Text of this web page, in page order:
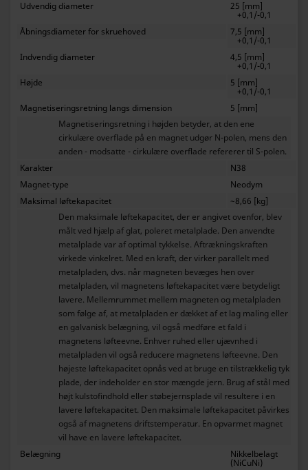
Udvendig diameter 25 [mm]
+0,1/-0,1
Åbningsdiameter for skruehoved
7,5 [mm]
+0,1/-0,1
Indvendig diameter
4,5 [mm]
+0,1/-0,1
Højde
5 [mm]
+0,1/-0,1
Magnetiseringsretning langs dimension
5 [mm]
Magnetiseringsretning i højden betyder, at den ene
cirkulære overflade på en magnet udgør N-polen, mens den
anden - modsatte - cirkulære overflade refererer til S-polen.
Karakter
N38
Magnet-type
Neodym
Maksimal løftekapacitet
~8,66 [kg]
Den maksimale løftekapacitet, der er angivet ovenfor, blev
målt ved hjælp af glat, poleret metalplade. Den anvendte
metalplade var af optimal tykkelse. Aftrækningskraften
virkede vinkelret. Med en kraft, der virker parallelt med
metalpladen, dvs. når magneten bevæges hen over
metalpladen, vil magnetens løftekapacitet være betydeligt
lavere. Mellemrummet mellem magneten og metalpladen
som følge af, at metalpladen er dækket af et lag maling eller
en galvanisk belægning, vil også medføre et fald i
magnetens løfteevne. Enhver ruhed eller ujævnhed i
metalpladen vil også reducere magnetens løfteevne. Den
højeste løftekapacitet opnås ved at bruge en tilstrækkelig tyk
plade, der indeholder en stor mængde jern. Brug af stål med
højt kulstofindhold eller støbejernsplade vil resultere i en
lavere løftekapacitet. Den maksimale løftekapacitet påvirkes
også af magnetens driftstemperatur. En opvarmet magnet
vil have en lavere løftekapacitet.
Belægning
Nikkelbelagt
(NiCuNi)